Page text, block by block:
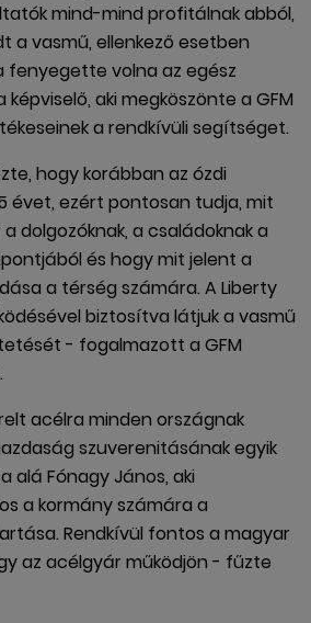
mind-mind profitálnak abból,
a vasmű, ellenkező esetben
fenyegette volna az egész
aki megköszönte a GFM
a rendkívüli segítséget.
hogy korábban az ózdi
évet, ezért pontosan tudja, mit
dolgozóknak, a családoknak a
és hogy mit jelent a
a térség számára. A Liberty
biztosítva látjuk a vasmű
- fogalmazott a GFM
acélra minden országnak
szuverenitásának egyik
alá Fónagy János, aki
a kormány számára a
Rendkívül fontos a magyar
az acélgyár működjön - fűzte